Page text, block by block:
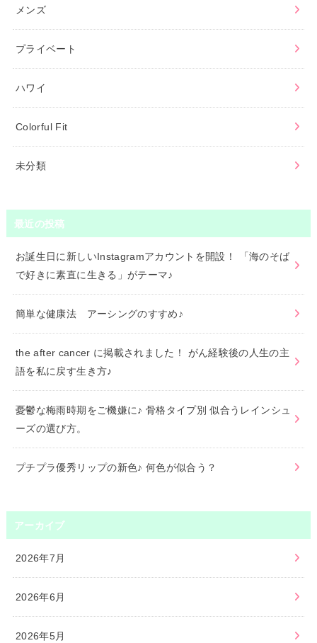
メンズ
プライベート
ハワイ
Colorful Fit
未分類
最近の投稿
お誕生日に新しいInstagramアカウントを開設！ 「海のそば
で好きに素直に生きる」がテーマ♪
簡単な健康法 アーシングのすすめ♪
the after cancer に掲載されました！ がん経験後の人生の主
語を私に戻す生き方♪
憂鬱な梅雨時期をご機嫌に♪ 骨格タイプ別 似合うレインシュ
ーズの選び方。
プチプラ優秀リップの新色♪ 何色が似合う？
アーカイブ
2026年7月
2026年6月
2026年5月